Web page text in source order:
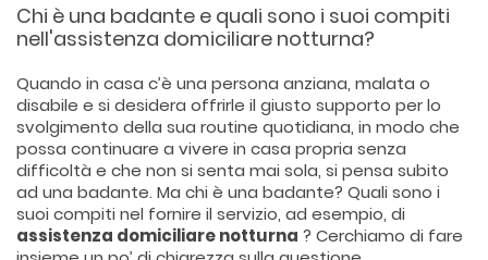
Chi è una badante e quali sono i suoi compiti
nell'assistenza domiciliare notturna?
Quando in casa c’è una persona anziana, malata o
disabile e si desidera offrirle il giusto supporto per lo
svolgimento della sua routine quotidiana, in modo che
possa continuare a vivere in casa propria senza
difficoltà e che non si senta mai sola, si pensa subito
ad una badante. Ma chi è una badante? Quali sono i
suoi compiti nel fornire il servizio, ad esempio, di
assistenza domiciliare notturna ? Cerchiamo di fare